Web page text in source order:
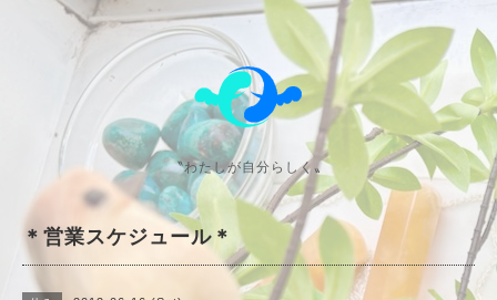
〝わたしが自分らしく〟
＊営業スケジュール＊